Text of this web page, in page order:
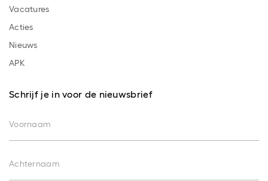
Vacatures
Acties
Nieuws
APK
Schrijf je in voor de nieuwsbrief
Voornaam
Achternaam